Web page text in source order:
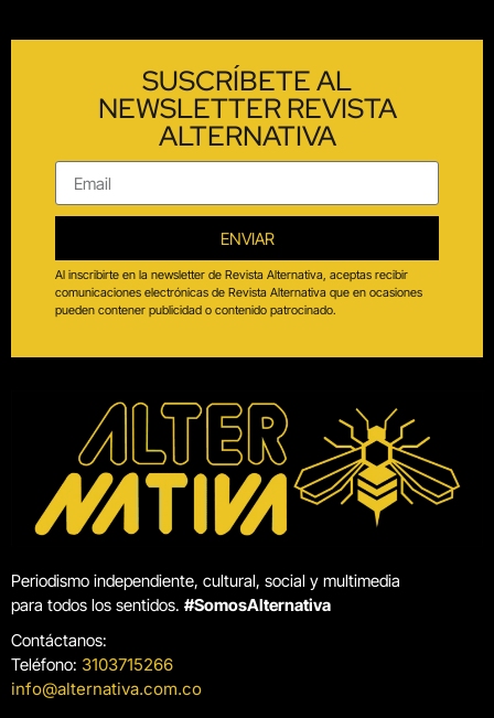
SUSCRÍBETE AL
NEWSLETTER REVISTA
ALTERNATIVA
ENVIAR
Al inscribirte en la newsletter de Revista Alternativa, aceptas recibir
comunicaciones electrónicas de Revista Alternativa que en ocasiones
pueden contener publicidad o contenido patrocinado.
Periodismo independiente, cultural, social y multimedia
para todos los sentidos. #SomosAlternativa
Contáctanos:
Teléfono: 3103715266
info@alternativa.com.co